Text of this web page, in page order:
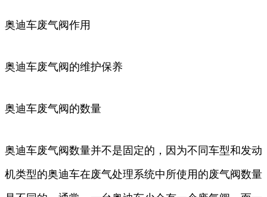
奥迪车废气阀作用
奥迪车废气阀的维护保养
奥迪车废气阀的数量
奥迪车废气阀数量并不是固定的，因为不同车型和发动
机类型的奥迪车在废气处理系统中所使用的废气阀数量